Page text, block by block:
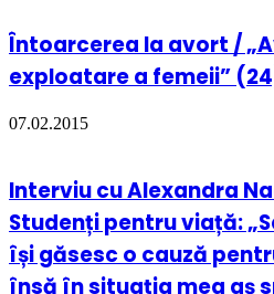
Întoarcerea la avort /
exploatare a femeii”
07.02.2015
Interviu cu Alexandra
Studenți pentru viață:
își găsesc o cauză
însă în situația mea aș